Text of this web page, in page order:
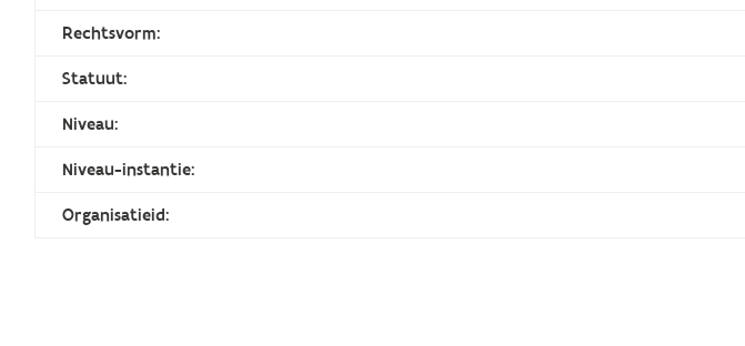
Rechtsvorm:
Statuut:
Niveau:
Niveau-instantie:
Organisatieid: